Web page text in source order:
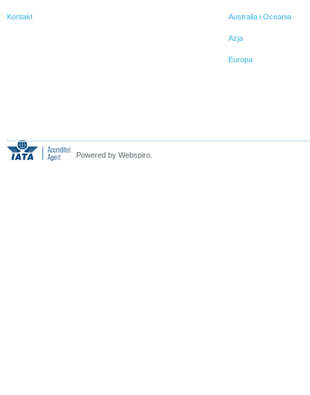
Kontakt Australia i Oceania
Azja
Europa
Powered by Webspiro.